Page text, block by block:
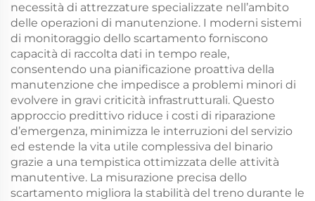
necessità di attrezzature specializzate nell’ambito
delle operazioni di manutenzione. I moderni sistemi
di monitoraggio dello scartamento forniscono
capacità di raccolta dati in tempo reale,
consentendo una pianificazione proattiva della
manutenzione che impedisce a problemi minori di
evolvere in gravi criticità infrastrutturali. Questo
approccio predittivo riduce i costi di riparazione
d’emergenza, minimizza le interruzioni del servizio
ed estende la vita utile complessiva del binario
grazie a una tempistica ottimizzata delle attività
manutentive. La misurazione precisa dello
scartamento migliora la stabilità del treno durante le